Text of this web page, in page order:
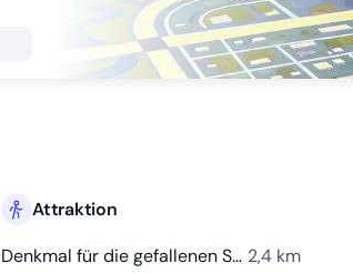
Attraktion
Denkmal für die gefallenen Soldaten in den Weltkriegen 2,4 km